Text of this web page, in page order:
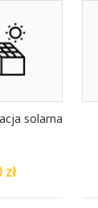
solarna
zł